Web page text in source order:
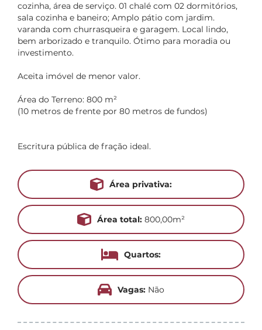
cozinha, área de serviço. 01 chalé com 02 dormitórios,
sala cozinha e baneiro; Amplo pátio com jardim.
varanda com churrasqueira e garagem. Local lindo,
bem arborizado e tranquilo. Ótimo para moradia ou
investimento.
Aceita imóvel de menor valor.
Área do Terreno: 800 m²
(10 metros de frente por 80 metros de fundos)
Escritura pública de fração ideal.
Área privativa:
Área total:800,00m²
Quartos:
Vagas:Não